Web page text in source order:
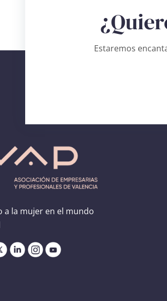
Estaremos
a la mujer en el mundo